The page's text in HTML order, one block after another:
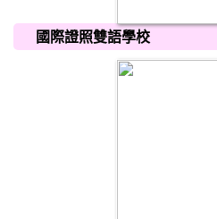
國際證照雙語學校